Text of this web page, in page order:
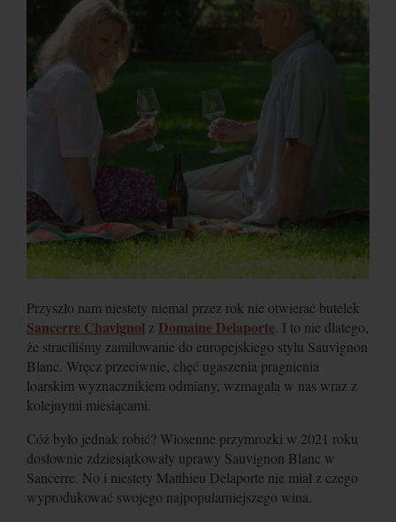
Przyszło nam niestety niemal przez rok nie otwierać butelek
Sancerre Chavignol z Domaine Delaporte. I to nie dlatego,
że straciliśmy zamiłowanie do europejskiego stylu Sauvignon
Blanc. Wręcz przeciwnie, chęć ugaszenia pragnienia
loarskim wyznacznikiem odmiany, wzmagała w nas wraz z
kolejnymi miesiącami.
Cóż było jednak robić? Wiosenne przymrozki w 2021 roku
dosłownie zdziesiątkowały uprawy Sauvignon Blanc w
Sancerre. No i niestety Matthieu Delaporte nie miał z czego
wyprodukować swojego najpopularniejszego wina.